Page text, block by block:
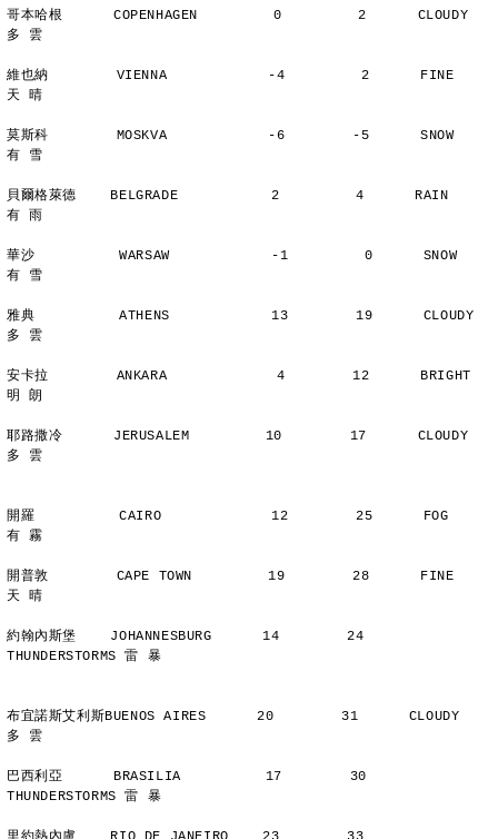
哥本哈根      COPENHAGEN         0         2      CLOUDY
多 雲
維也納        VIENNA            -4         2      FINE
天 晴
莫斯科        MOSKVA            -6        -5      SNOW
有 雪
貝爾格萊德    BELGRADE           2         4      RAIN
有 雨
華沙          WARSAW            -1         0      SNOW
有 雪
雅典          ATHENS            13        19      CLOUDY
多 雲
安卡拉        ANKARA             4        12      BRIGHT
明 朗
耶路撒冷      JERUSALEM         10        17      CLOUDY
多 雲
開羅          CAIRO             12        25      FOG
有 霧
開普敦        CAPE TOWN         19        28      FINE
天 晴
約翰內斯堡    JOHANNESBURG      14        24
THUNDERSTORMS 雷 暴
布宜諾斯艾利斯BUENOS AIRES      20        31      CLOUDY
多 雲
巴西利亞      BRASILIA          17        30
THUNDERSTORMS 雷 暴